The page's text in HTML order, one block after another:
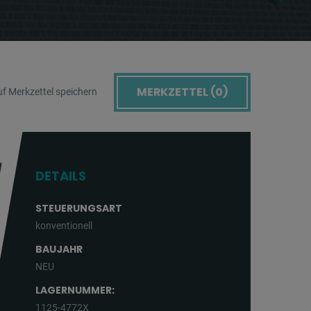
Merkzettel speichern MERKZETTEL (0)
DETAILS
STEUERUNGSART
konventionell
BAUJAHR
NEU
LAGERNUMMER:
1125-4772X